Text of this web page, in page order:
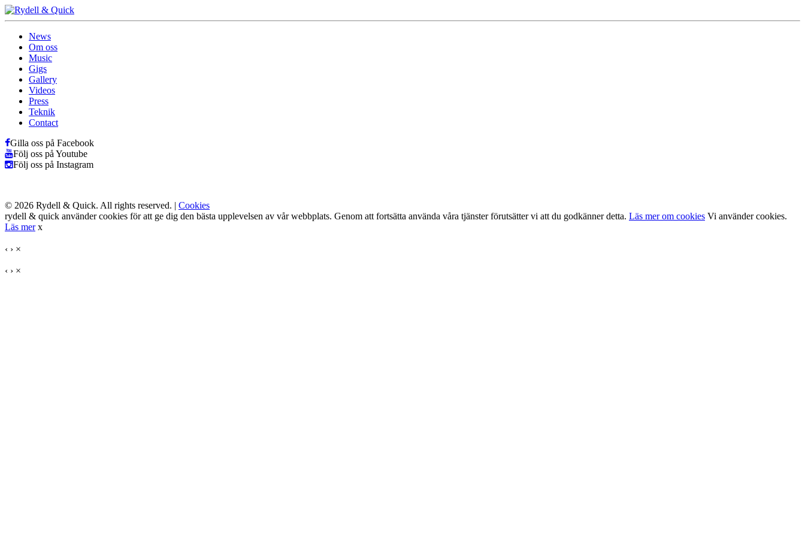
News
Om oss
Music
Gigs
Gallery
Videos
Press
Teknik
Contact
Gilla oss på Facebook
Följ oss på Youtube
Följ oss på Instagram
© 2026 Rydell & Quick. All rights reserved. | Cookies
rydell & quick använder cookies för att ge dig den bästa upplevelsen av vår webbplats. Genom att fortsätta använda våra tjänster förutsätter vi att du godkänner detta. Läs mer om cookies Vi använder cookies.
Läs mer x
‹ › ×
‹ › ×